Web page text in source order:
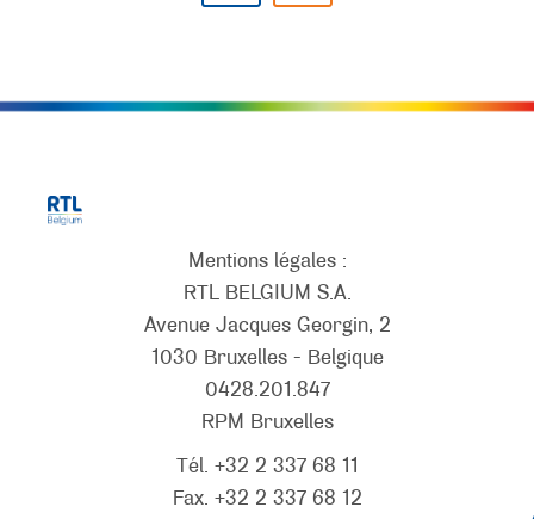
Mentions légales :
RTL BELGIUM S.A.
Avenue Jacques Georgin, 2
1030 Bruxelles - Belgique
0428.201.847
RPM Bruxelles
Tél. +32 2 337 68 11
Fax. +32 2 337 68 12